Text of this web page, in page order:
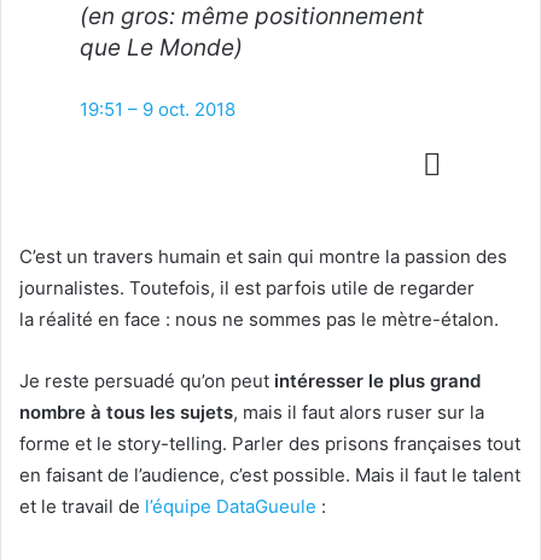
(en gros: même positionnement
que Le Monde)
19:51 – 9 oct. 2018
C’est un travers humain et sain qui montre la passion des
journalistes. Toutefois, il est parfois utile de regarder
la réalité en face : nous ne sommes pas le mètre-étalon.
Je reste persuadé qu’on peut intéresser le plus grand
nombre à tous les sujets, mais il faut alors ruser sur la
forme et le story-telling. Parler des prisons françaises tout
en faisant de l’audience, c’est possible. Mais il faut le talent
et le travail de l’équipe DataGueule :